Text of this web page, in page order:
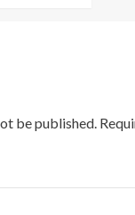
be published.